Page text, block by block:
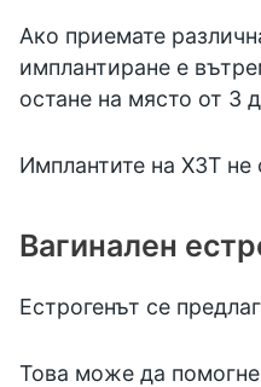
Ако приемате
имплантиране е
остане на място от 3
Имплантите на ХЗТ
Вагинален
Естрогенът се
Това може да помогне